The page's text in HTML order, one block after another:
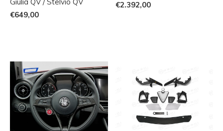
€649,00
€2.392,00